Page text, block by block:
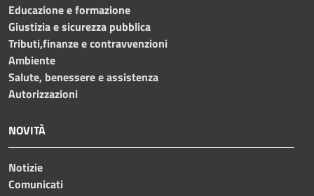
Educazione e formazione
Giustizia e sicurezza pubblica
Tributi,finanze e contravvenzioni
Ambiente
Salute, benessere e assistenza
Autorizzazioni
NOVITÀ
Notizie
Comunicati